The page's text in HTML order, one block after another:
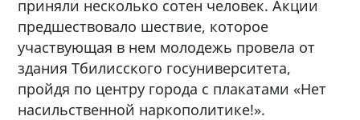
приняли несколько сотен человек. Акции
предшествовало шествие, которое
участвующая в нем молодежь провела от
здания Тбилисского госуниверситета,
пройдя по центру города с плакатами «Нет
насильственной наркополитике!».